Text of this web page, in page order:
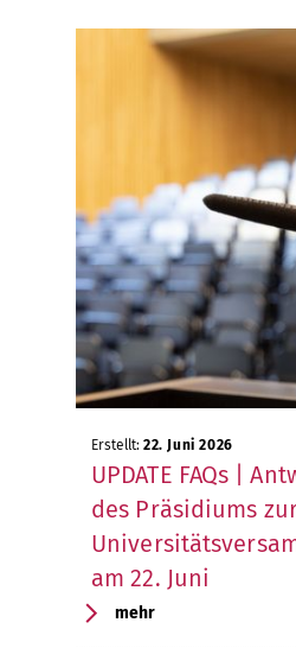
Erstellt: 22. Juni 2026
UPDATE FAQs |
des Präsidiums
am 22. Juni
mehr